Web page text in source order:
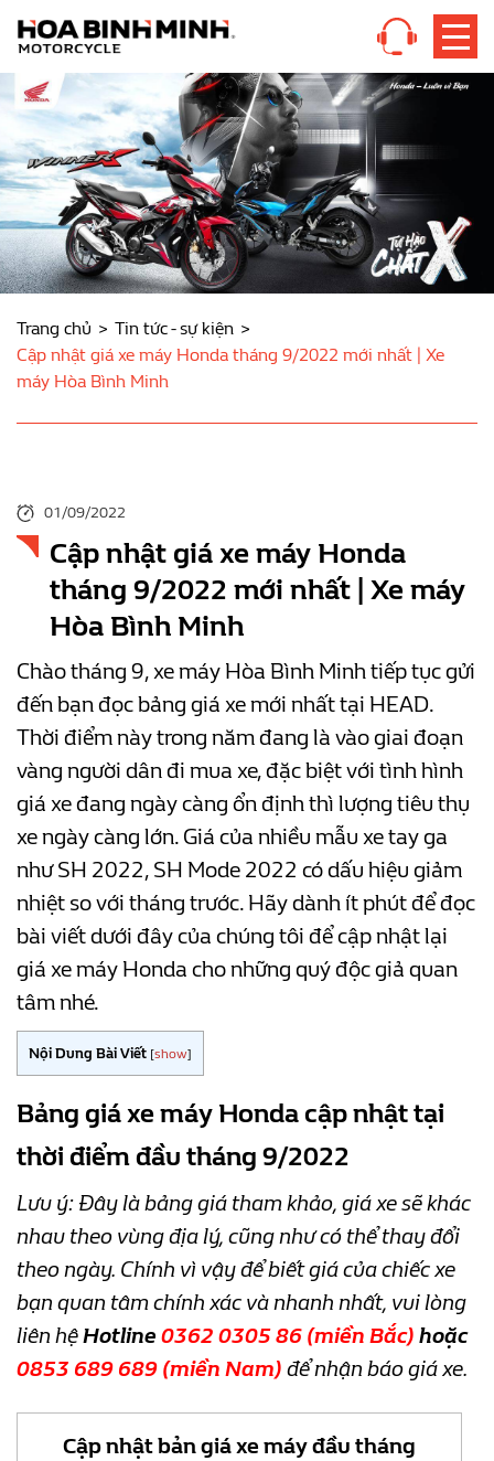
Trang chủ
Tin tức - sự kiện
Cập nhật giá xe máy Honda tháng 9/2022 mới nhất | Xe
máy Hòa Bình Minh
01/09/2022
Cập nhật giá xe máy Honda
tháng 9/2022 mới nhất | Xe máy
Hòa Bình Minh
Chào tháng 9, xe máy Hòa Bình Minh tiếp tục gửi
đến bạn đọc bảng giá xe mới nhất tại HEAD.
Thời điểm này trong năm đang là vào giai đoạn
vàng người dân đi mua xe, đặc biệt với tình hình
giá xe đang ngày càng ổn định thì lượng tiêu thụ
xe ngày càng lớn. Giá của nhiều mẫu xe tay ga
như SH 2022, SH Mode 2022 có dấu hiệu giảm
nhiệt so với tháng trước. Hãy dành ít phút để đọc
bài viết dưới đây của chúng tôi để cập nhật lại
giá xe máy Honda cho những quý độc giả quan
tâm nhé.
Nội Dung Bài Viết [show]
Bảng giá xe máy Honda cập nhật tại
thời điểm đầu tháng 9/2022
Lưu ý: Đây là bảng giá tham khảo, giá xe sẽ khác
nhau theo vùng địa lý, cũng như có thể thay đổi
theo ngày. Chính vì vậy để biết giá của chiếc xe
bạn quan tâm chính xác và nhanh nhất, vui lòng
liên hệHotline 0362 0305 86 (miền Bắc) hoặc
0853 689 689 (miền Nam) để nhận báo giá xe.
Cập nhật bản giá xe máy đầu tháng